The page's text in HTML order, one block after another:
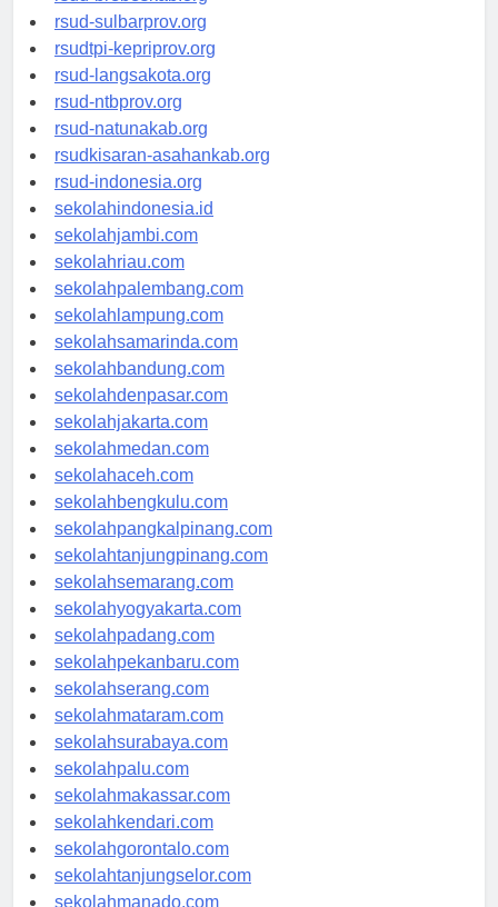
rsud-brebeskab.org
rsud-sulbarprov.org
rsudtpi-kepriprov.org
rsud-langsakota.org
rsud-ntbprov.org
rsud-natunakab.org
rsudkisaran-asahankab.org
rsud-indonesia.org
sekolahindonesia.id
sekolahjambi.com
sekolahriau.com
sekolahpalembang.com
sekolahlampung.com
sekolahsamarinda.com
sekolahbandung.com
sekolahdenpasar.com
sekolahjakarta.com
sekolahmedan.com
sekolahaceh.com
sekolahbengkulu.com
sekolahpangkalpinang.com
sekolahtanjungpinang.com
sekolahsemarang.com
sekolahyogyakarta.com
sekolahpadang.com
sekolahpekanbaru.com
sekolahserang.com
sekolahmataram.com
sekolahsurabaya.com
sekolahpalu.com
sekolahmakassar.com
sekolahkendari.com
sekolahgorontalo.com
sekolahtanjungselor.com